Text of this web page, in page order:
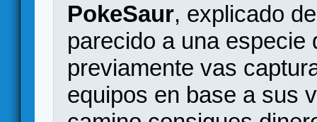
PokeSaur, explicado
parecido a una especie
previamente vas
equipos en base a sus